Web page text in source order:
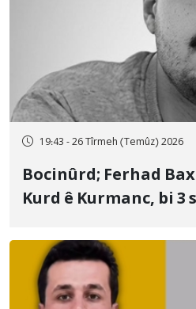
19:43 - 26 Tîrmeh (Temûz) 2026
Bocinûrd; Ferhad
Kurd ê Kurmanc, bi 3